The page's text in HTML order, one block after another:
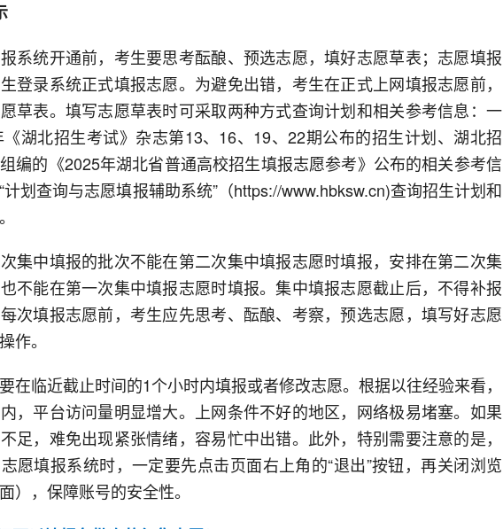
系统开通前，考生要思考酝酿、预选志愿，填好志愿草表；志愿填报
登录系统正式填报志愿。为避免出错，考生在正式上网填报志愿前，
草表。填写志愿草表时可采取两种方式查询计划和相关参考信息：一
湖北招生考试》杂志第13、16、19、22期公布的招生计划、湖北招
编的《2025年湖北省普通高校招生填报志愿参考》公布的相关参考信
计划查询与志愿填报辅助系统”（https://www.hbksw.cn)查询招生计划和
集中填报的批次不能在第二次集中填报志愿时填报，安排在第二次集
不能在第一次集中填报志愿时填报。集中填报志愿截止后，不得补报
次填报志愿前，考生应先思考、酝酿、考察，预选志愿，填写好志愿
作。
在临近截止时间的1个小时内填报或者修改志愿。根据以往经验来看，
，平台访问量明显增大。上网条件不好的地区，网络极易堵塞。如果
足，难免出现紧张情绪，容易忙中出错。此外，特别需要注意的是，
愿填报系统时，一定要先点击页面右上角的“退出”按钮，再关闭浏览
），保障账号的安全性。